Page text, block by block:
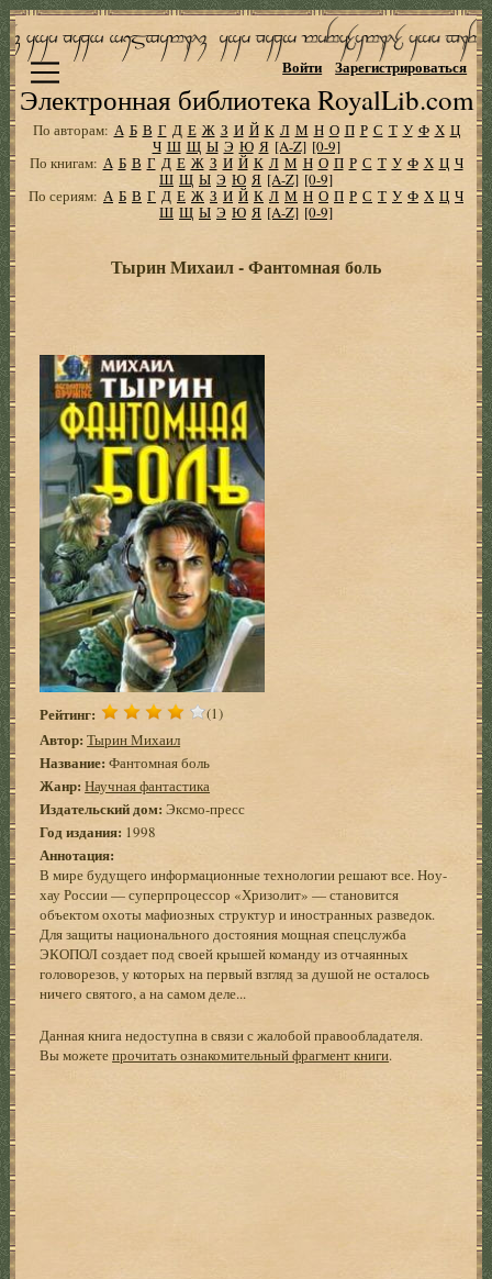
Электронная библиотека RoyalLib.com
Войти Зарегистрироваться
По авторам: А Б В Г Д Е Ж З И Й К Л М Н О П Р С Т У Ф Х Ц
Ч Ш Щ Ы Э Ю Я [A-Z] [0-9]
По книгам: А Б В Г Д Е Ж З И Й К Л М Н О П Р С Т У Ф Х Ц Ч
Ш Щ Ы Э Ю Я [A-Z] [0-9]
По сериям: А Б В Г Д Е Ж З И Й К Л М Н О П Р С Т У Ф Х Ц Ч
Ш Щ Ы Э Ю Я [A-Z] [0-9]
Тырин Михаил - Фантомная боль
Рейтинг: (1)
Автор: Тырин Михаил
Название: Фантомная боль
Жанр: Научная фантастика
Издательский дом: Эксмо-пресс
Год издания: 1998
Аннотация:
В мире будущего информационные технологии решают все. Ноу-
хау России — суперпроцессор «Хризолит» — становится
объектом охоты мафиозных структур и иностранных разведок.
Для защиты национального достояния мощная спецслужба
ЭКОПОЛ создает под своей крышей команду из отчаянных
головорезов, у которых на первый взгляд за душой не осталось
ничего святого, а на самом деле...
Данная книга недоступна в связи с жалобой правообладателя.
Вы можетепрочитать ознакомительный фрагмент книги.